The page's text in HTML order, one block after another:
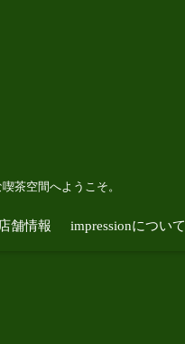
茶空間へようこそ。
店舗情報 impressionについて